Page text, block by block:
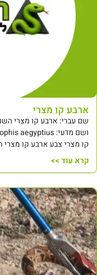
ארבע קו מצרי
קו מצרי צבע ארבע קו מצרי
קרא עוד >>